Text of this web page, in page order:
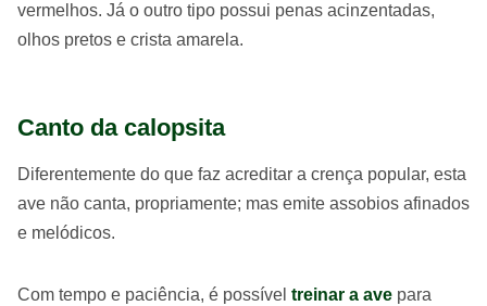
vermelhos. Já o outro tipo possui penas acinzentadas,
olhos pretos e crista amarela.
Canto da calopsita
Diferentemente do que faz acreditar a crença popular, esta
ave não canta, propriamente; mas emite assobios afinados
e melódicos.
Com tempo e paciência, é possível treinar a ave para